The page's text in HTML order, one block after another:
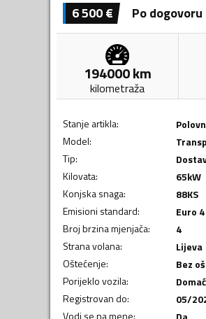
6 500€ Po dogovoru
194000km
kilometraža
Stanje artikla:
Model:
Tip:
Kilovata: 65kW
Konjska snaga: 88KS
Emisioni standard:
Euro 4
Broj brzina mjenjača:
4
Strana volana:
Lijeva
Oštećenje:
Bez
Porijeklo vozila:
Registrovan do:
05/
Vodi se na mene: